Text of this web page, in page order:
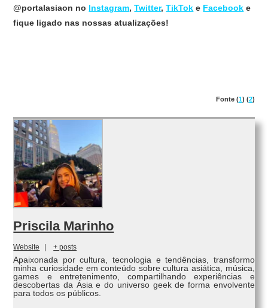
@portalasiaon no Instagram,Twitter, TikTok e Facebook e
fique ligado nas nossas atualizações!
Fonte (1) (2)
Priscila Marinho
Website + posts
Apaixonada por cultura, tecnologia e tendências, transformo
minha curiosidade em conteúdo sobre cultura asiática, música,
games e entretenimento, compartilhando experiências e
descobertas da Ásia e do universo geek de forma envolvente
para todos os públicos.